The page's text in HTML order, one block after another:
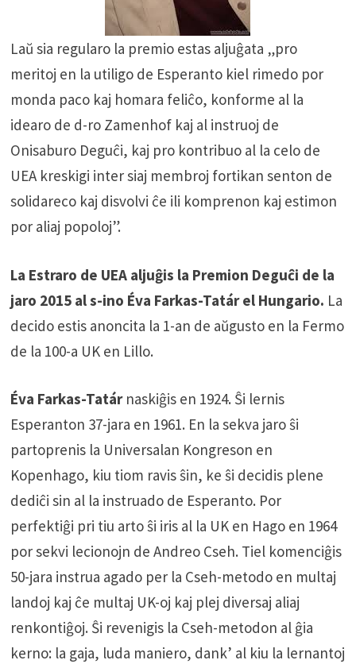
Laŭ sia regularo la premio estas aljuĝata „pro
meritoj en la utiligo de Esperanto kiel rimedo por
monda paco kaj homara feliĉo, konforme al la
idearo de d-ro Zamenhof kaj al instruoj de
Onisaburo Deguĉi, kaj pro kontribuo al la celo de
UEA kreskigi inter siaj membroj fortikan senton de
solidareco kaj disvolvi ĉe ili komprenon kaj estimon
por aliaj popoloj”.
La Estraro de UEA aljuĝis la Premion Deguĉi de la
jaro 2015 al s-ino Éva Farkas-Tatár el Hungario. La
decido estis anoncita la 1-an de aŭgusto en la Fermo
de la 100-a UK en Lillo.
Éva Farkas-Tatárnaskiĝis en 1924. Ŝi lernis
Esperanton 37-jara en 1961. En la sekva jaro ŝi
partoprenis la Universalan Kongreson en
Kopenhago, kiu tiom ravis ŝin, ke ŝi decidis plene
dediĉi sin al la instruado de Esperanto. Por
perfektiĝi pri tiu arto ŝi iris al la UK en Hago en 1964
por sekvi lecionojn de Andreo Cseh. Tiel komenciĝis
50-jara instrua agado per la Cseh-metodo en multaj
landoj kaj ĉe multaj UK-oj kaj plej diversaj aliaj
renkontiĝoj. Ŝi revenigis la Cseh-metodon al ĝia
kerno: la gaja, luda maniero, dank’ al kiu la lernantoj